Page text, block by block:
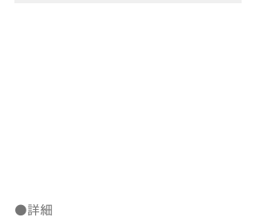
●詳細